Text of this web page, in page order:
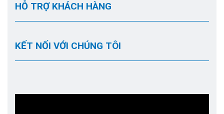
HỖ TRỢ KHÁCH HÀNG
KẾT NỐI VỚI CHÚNG TÔI